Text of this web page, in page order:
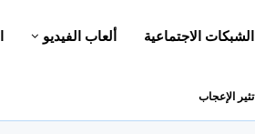
الشبكات الاجتماعية ألعاب الفيديو